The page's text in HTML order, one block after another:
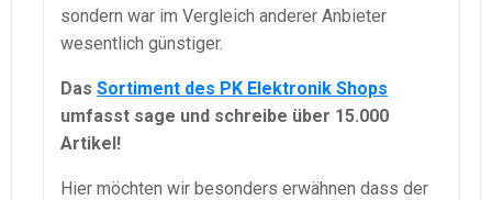
sondern war im Vergleich anderer Anbieter
wesentlich günstiger.
Das Sortiment des PK Elektronik Shops
umfasst sage und schreibe über 15.000
Artikel!
Hier möchten wir besonders erwähnen dass der